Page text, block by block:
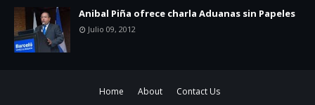
Anibal Piña ofrece charla Aduanas sin Papeles
Julio 09, 2012
Home About Contact Us